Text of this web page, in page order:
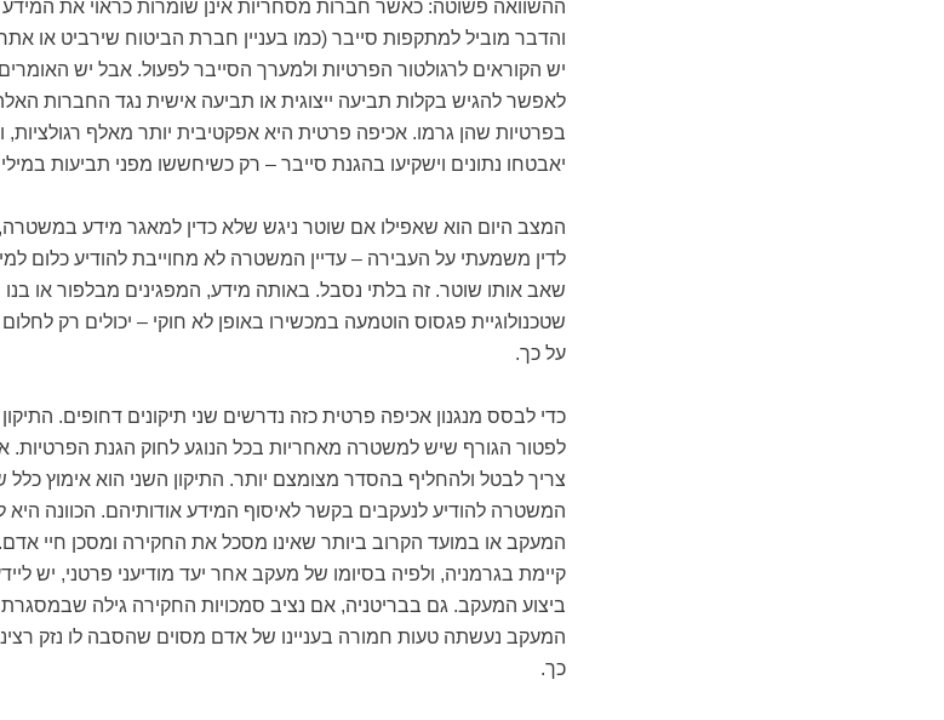
ההשוואה פשוטה: כאשר חברות מסחריות אינן שומרות כראוי את המידע
והדבר מוביל למתקפות סייבר (כמו בעניין חברת הביטוח שירביט או
יש הקוראים לרגולטור הפרטיות ולמערך הסייבר לפעול. אבל יש
לאפשר להגיש בקלות תביעה ייצוגית או תביעה אישית נגד החברות
בפרטיות שהן גרמו. אכיפה פרטית היא אפקטיבית יותר מאלף רגולציות,
יאבטחו נתונים וישקיעו בהגנת סייבר – רק כשיחששו מפני תביעות
המצב היום הוא שאפילו אם שוטר ניגש שלא כדין למאגר מידע
לדין משמעתי על העבירה – עדיין המשטרה לא מחוייבת להודיע כלום
שאב אותו שוטר. זה בלתי נסבל. באותה מידע, המפגינים מבלפור או
שטכנולוגיית פגסוס הוטמעה במכשירו באופן לא חוקי – יכולים רק
על כך.
כדי לבסס מנגנון אכיפה פרטית כזה נדרשים שני תיקונים דחופים.
לפטור הגורף שיש למשטרה מאחריות בכל הנוגע לחוק הגנת הפרטיות.
צריך לבטל ולהחליף בהסדר מצומצם יותר. התיקון השני הוא אימוץ
המשטרה להודיע לנעקבים בקשר לאיסוף המידע אודותיהם. הכוונה היא
המעקב או במועד הקרוב ביותר שאינו מסכל את החקירה ומסכן חיי
קיימת בגרמניה, ולפיה בסיומו של מעקב אחר יעד מודיעני פרטני, יש
ביצוע המעקב. גם בבריטניה, אם נציב סמכויות החקירה גילה
המעקב נעשתה טעות חמורה בעניינו של אדם מסוים שהסבה לו נזק רציני,
כך.